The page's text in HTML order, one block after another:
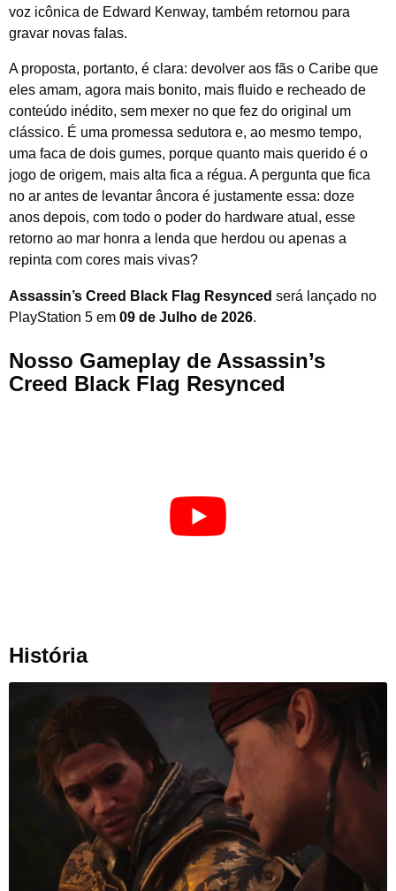
voz icônica de Edward Kenway, também retornou para
gravar novas falas.
A proposta, portanto, é clara: devolver aos fãs o Caribe que
eles amam, agora mais bonito, mais fluido e recheado de
conteúdo inédito, sem mexer no que fez do original um
clássico. É uma promessa sedutora e, ao mesmo tempo,
uma faca de dois gumes, porque quanto mais querido é o
jogo de origem, mais alta fica a régua. A pergunta que fica
no ar antes de levantar âncora é justamente essa: doze
anos depois, com todo o poder do hardware atual, esse
retorno ao mar honra a lenda que herdou ou apenas a
repinta com cores mais vivas?
Assassin’s Creed Black Flag Resynced será lançado no
PlayStation 5 em 09 de Julho de 2026.
Nosso Gameplay de Assassin’s
Creed Black Flag Resynced
História